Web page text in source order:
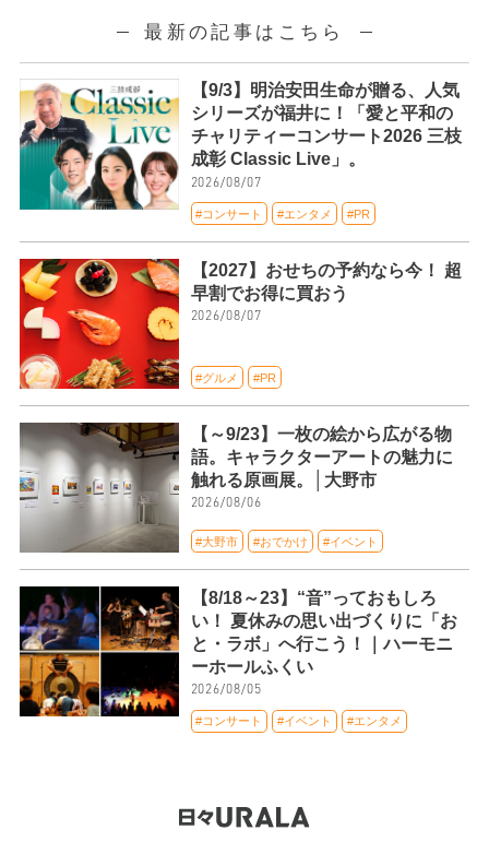
最新の記事はこちら
【9/3】明治安田生命が贈る、人気
シリーズが福井に！「愛と平和の
チャリティーコンサート2026 三枝
成彰 Classic Live」。
2026/08/07
#コンサート #エンタメ #PR
【2027】おせちの予約なら今！ 超
早割でお得に買おう
2026/08/07
#グルメ #PR
【～9/23】一枚の絵から広がる物
語。キャラクターアートの魅力に
触れる原画展。│大野市
2026/08/06
#大野市 #おでかけ #イベント
【8/18～23】“音”っておもしろ
い！ 夏休みの思い出づくりに「お
と・ラボ」へ行こう！｜ハーモニ
ーホールふくい
2026/08/05
#コンサート #イベント #エンタメ